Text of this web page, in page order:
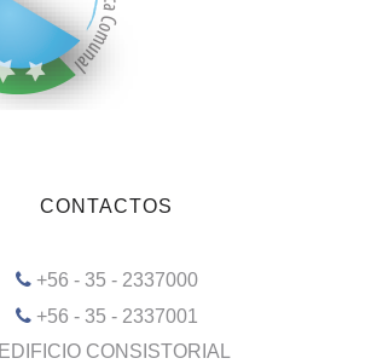
CONTACTOS
+56 - 35 - 2337000
+56 - 35 - 2337001
EDIFICIO CONSISTORIAL